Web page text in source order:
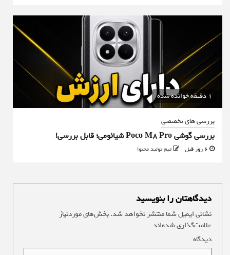
1 دقیقه خوانده شده
بررسی های تخصصی
بررسی گوشی Poco M8 Pro شیائومی؛ قابل بررسی!
تیم تولید محتوا
دیدگاهتان را بنویسید
نشانی ایمیل شما منتشر نخواهد شد.بخش‌های موردنیاز
علامت‌گذاری شده‌اند
دیدگاه